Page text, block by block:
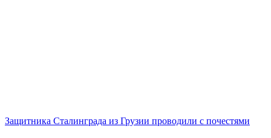
Защитника Сталинграда из Грузии проводили с почестями